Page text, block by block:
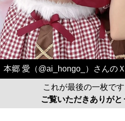
本郷 愛（@ai_hongo_）さんの
これが最後の一枚で
ご覧いただきありがと